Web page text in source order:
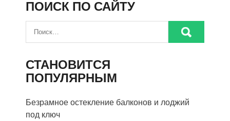
ПОИСК ПО САЙТУ
СТАНОВИТСЯ
ПОПУЛЯРНЫМ
Безрамное остекление балконов и лоджий
под ключ